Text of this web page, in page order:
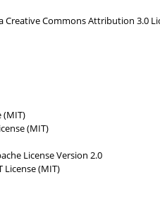
Creative Commons Attribution 3.0
(MIT)
(MIT)
License Version 2.0
License (MIT)